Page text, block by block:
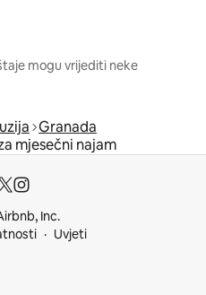
mogu vrijediti neke
Granada
mjesečni najam
Inc.
Uvjeti